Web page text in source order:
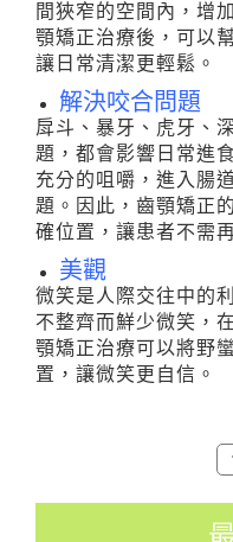
間狹窄的空間內，增
顎矯正治療後，可以
讓日常清潔更輕鬆。
解決咬合問題
戽斗、暴牙、虎牙、
題，都會影響日常進
充分的咀嚼，進入腸
題。因此，齒顎矯正
確位置，讓患者不需
美觀
微笑是人際交往中的
不整齊而鮮少微笑，
顎矯正治療可以將野
置，讓微笑更自信。